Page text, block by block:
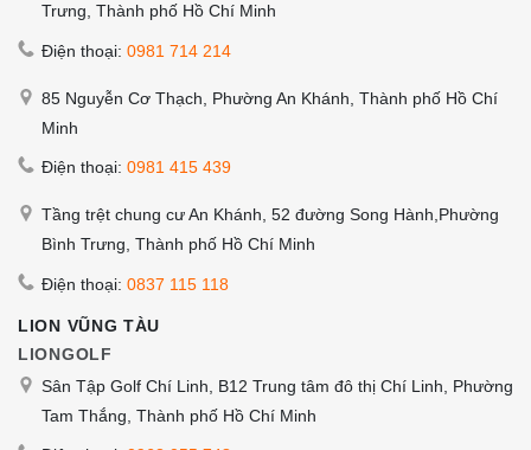
Trưng, Thành phố Hồ Chí Minh
Điện thoại: 0981 714 214
85 Nguyễn Cơ Thạch, Phường An Khánh, Thành phố Hồ Chí
Minh
Điện thoại: 0981 415 439
Tầng trệt chung cư An Khánh, 52 đường Song Hành,Phường
Bình Trưng, Thành phố Hồ Chí Minh
Điện thoại: 0837 115 118
LION VŨNG TÀU
LIONGOLF
Sân Tập Golf Chí Linh, B12 Trung tâm đô thị Chí Linh, Phường
Tam Thắng, Thành phố Hồ Chí Minh